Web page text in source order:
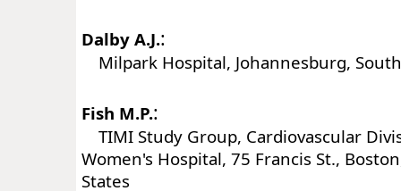
Dalby A.J.:
Milpark Hospital, Johannesburg,
Fish M.P.:
TIMI Study Group, Cardiovascular
Women's Hospital, 75 Francis St.,
States